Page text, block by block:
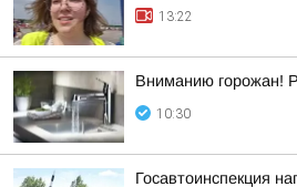
13:22
Вниманию горожан!
10:30
Госавтоинспекция